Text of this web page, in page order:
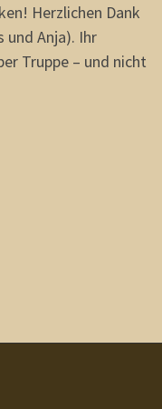
Herzlichen Dank
und Anja). Ihr
Truppe – und nicht